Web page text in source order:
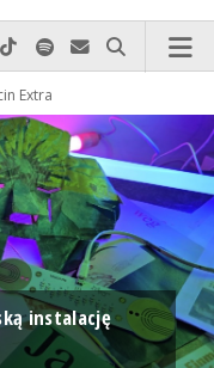
do nas zadzwoń
na Facebook-u
nas na X
Odwiedź nas na Instagram-ie
Odwiedź nas na TikTok-u
Szukaj nas na Spotify
Wyślij do nas
Szukaj
Extra
instalację